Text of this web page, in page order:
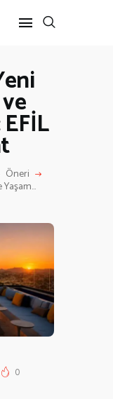
Öneri
0